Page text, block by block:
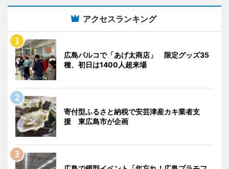
アクセスランキング
広島パルコで「あげ太商店」 限定グッズ35
種、初日は1400人超来場
寄付型ふるさと納税で安芸津産カキ業者支
援 東広島市が企画